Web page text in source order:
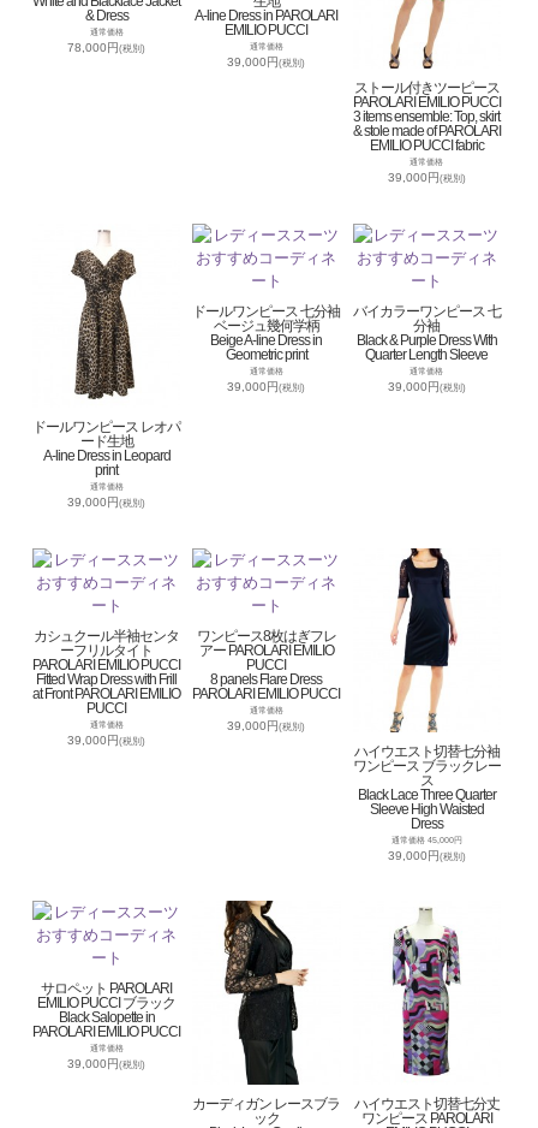
& Dress
通常価格
78,000円(税別)
A-line Dress in PAROLARI
EMILIO PUCCI
通常価格
39,000円(税別)
ストール付きツーピース
PAROLARI EMILIO PUCCI
3 items ensemble: Top, skirt
& stole made of PAROLARI
EMILIO PUCCI fabric
通常価格
39,000円(税別)
ドールワンピース レオパ
ード生地
A-line Dress in Leopard
print
通常価格
39,000円(税別)
ドールワンピース 七分袖
ベージュ幾何学柄
Beige A-line Dress in
Geometric print
通常価格
39,000円(税別)
バイカラーワンピース 七
分袖
Black & Purple Dress With
Quarter Length Sleeve
通常価格
39,000円(税別)
カシュクール半袖センタ
ーフリルタイト
PAROLARI EMILIO PUCCI
Fitted Wrap Dress with Frill
at Front PAROLARI EMILIO
PUCCI
通常価格
39,000円(税別)
ワンピース8枚はぎフレ
アー PAROLARI EMILIO
PUCCI
8 panels Flare Dress
PAROLARI EMILIO PUCCI
通常価格
39,000円(税別)
ハイウエスト切替七分袖
ワンピース ブラックレー
ス
Black Lace Three Quarter
Sleeve High Waisted
Dress
通常価格 45,000円
39,000円(税別)
サロペット PAROLARI
EMILIO PUCCI ブラック
Black Salopette in
PAROLARI EMILIO PUCCI
通常価格
39,000円(税別)
カーディガン レースブラ
ック
ハイウエスト切替七分丈
ワンピース PAROLARI